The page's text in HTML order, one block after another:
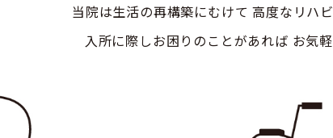
当院は生活の再構築にむけて 高度なリハ
入所に際しお困りのことがあれば お気